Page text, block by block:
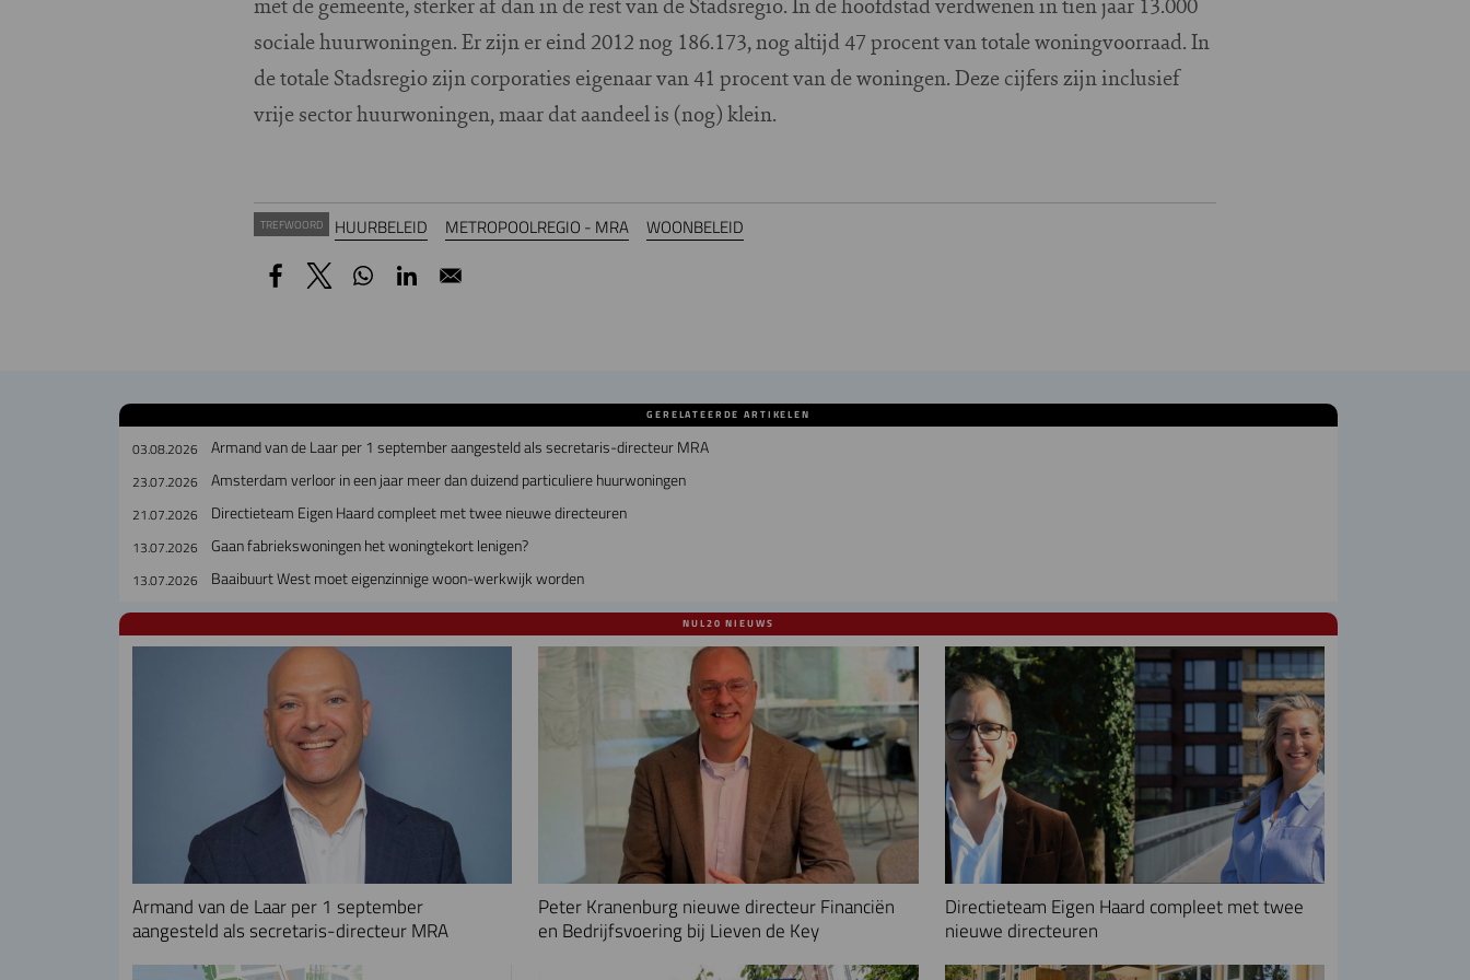
sociale huurwoningen. Er zijn er eind 2012 nog 186.173, nog altijd 47 procent van totale woningvoorraad. In
de totale Stadsregio zijn corporaties eigenaar van 41 procent van de woningen. Deze cijfers zijn inclusief
vrije sector huurwoningen, maar dat aandeel is (nog) klein.
TREFWOORD HUURBELEID METROPOOLREGIO - MRA WOONBELEID
GERELATEERDE ARTIKELEN
03.08.2026 Armand van de Laar per 1 september aangesteld als secretaris-directeur MRA
23.07.2026 Amsterdam verloor in een jaar meer dan duizend particuliere huurwoningen
21.07.2026 Directieteam Eigen Haard compleet met twee nieuwe directeuren
13.07.2026 Gaan fabriekswoningen het woningtekort lenigen?
13.07.2026 Baaibuurt West moet eigenzinnige woon-werkwijk worden
NUL20 NIEUWS
Armand van de Laar per 1 september
aangesteld als secretaris-directeur MRA
Peter Kranenburg nieuwe directeur Financiën
en Bedrijfsvoering bij Lieven de Key
Directieteam Eigen Haard compleet met twee
nieuwe directeuren